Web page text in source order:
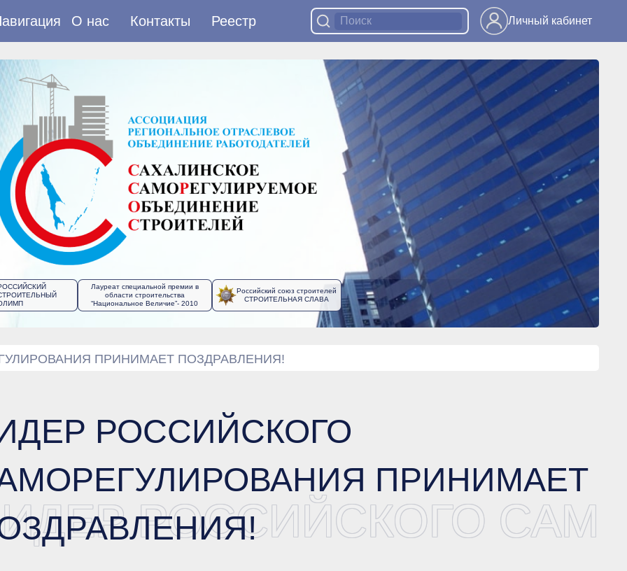
О нас Контакты Реестр Личный кабинет
Лауреат специальной премии в
области строительства
“Национальное Величие”- 2010
Российский союз строителей
СТРОИТЕЛЬНАЯ СЛАВА
ПРИНИМАЕТ ПОЗДРАВЛЕНИЯ!
РОССИЙСКОГО
ПРИНИМАЕТ
РОССИЙСКОГО